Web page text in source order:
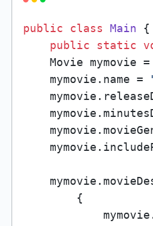
public class Main {
public
static
    Movie mymovie =
    mymovie.name =
        {